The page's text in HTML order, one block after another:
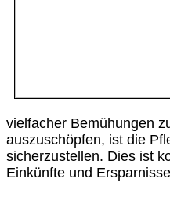
vielfacher Bemühungen
auszuschöpfen, ist die
sicherzustellen. Dies ist
Einkünfte und